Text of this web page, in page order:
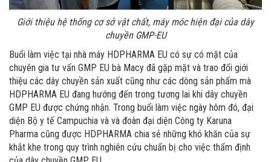
Giới thiệu hệ thống cơ sở vật chất, máy móc hiện đại của dây
chuyền GMP-EU
Buổi làm việc tại nhà máy HDPHARMA EU có sự có mặt của
chuyên gia tư vấn GMP EU bà Macy đã gặp mặt và trao đổi giới
thiệu các dây chuyền sản xuất cũng như các dòng sản phẩm mà
HDPHARMA EU đang hướng đến trong tương lai khi dây chuyền
GMP EU được chứng nhận. Trong buổi làm việc ngày hôm đó, đại
diện Bộ y tế Campuchia và và đoàn đại diện Công ty Karuna
Pharma cũng được HDPHARMA chia sẻ những khó khăn của sự
khắt khe trong quy trình nghiên cứu chuẩn bị cho việc thẩm định